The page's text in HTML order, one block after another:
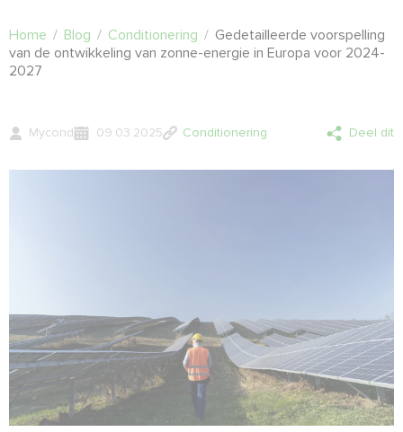
Home / Blog / Conditionering / Gedetailleerde voorspelling
van de ontwikkeling van zonne-energie in Europa voor 2024-
2027
Mycond 09.03.2025 Conditionering Deel dit